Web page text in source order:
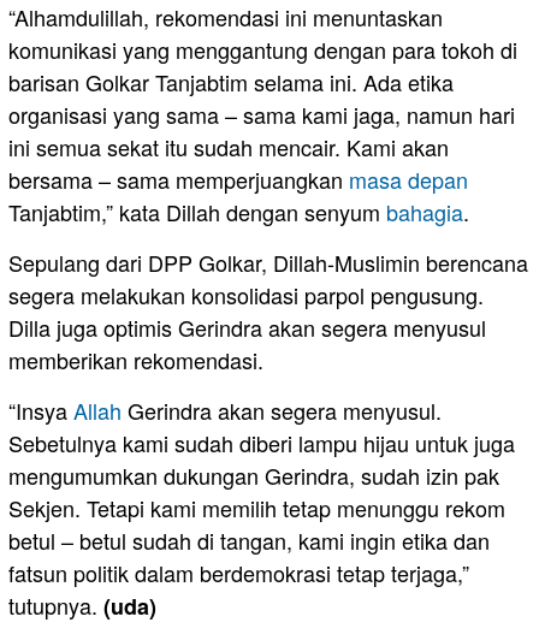
“Alhamdulillah, rekomendasi ini menuntaskan
komunikasi yang menggantung dengan para tokoh di
barisan Golkar Tanjabtim selama ini. Ada etika
organisasi yang sama – sama kami jaga, namun hari
ini semua sekat itu sudah mencair. Kami akan
bersama – sama memperjuangkan masa depan
Tanjabtim,” kata Dillah dengan senyum bahagia.
Sepulang dari DPP Golkar, Dillah-Muslimin berencana
segera melakukan konsolidasi parpol pengusung.
Dilla juga optimis Gerindra akan segera menyusul
memberikan rekomendasi.
“InsyaAllah Gerindra akan segera menyusul.
Sebetulnya kami sudah diberi lampu hijau untuk juga
mengumumkan dukungan Gerindra, sudah izin pak
Sekjen. Tetapi kami memilih tetap menunggu rekom
betul – betul sudah di tangan, kami ingin etika dan
fatsun politik dalam berdemokrasi tetap terjaga,”
tutupnya. (uda)